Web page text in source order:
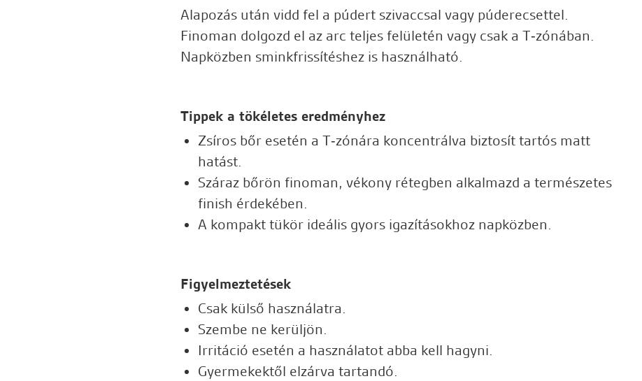
Alapozás után vidd fel a púdert szivaccsal vagy púderecsettel.
Finoman dolgozd el az arc teljes felületén vagy csak a T‑zónában.
Napközben sminkfrissítéshez is használható.
Tippek a tökéletes eredményhez
Zsíros bőr esetén a T‑zónára koncentrálva biztosít tartós matt
hatást.
Száraz bőrön finoman, vékony rétegben alkalmazd a természetes
finish érdekében.
A kompakt tükör ideális gyors igazításokhoz napközben.
Figyelmeztetések
Csak külső használatra.
Szembe ne kerüljön.
Irritáció esetén a használatot abba kell hagyni.
Gyermekektől elzárva tartandó.